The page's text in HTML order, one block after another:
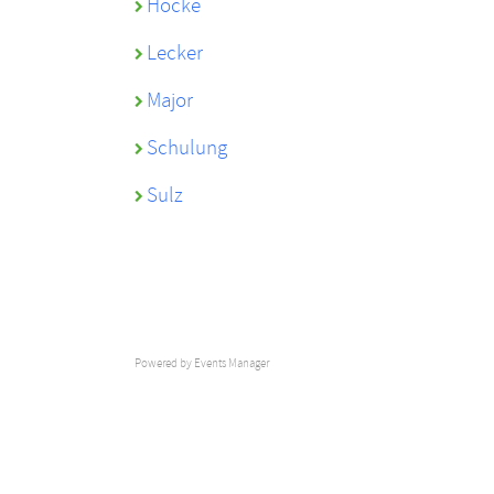
Hocke
Lecker
Major
Schulung
Sulz
Powered by Events Manager